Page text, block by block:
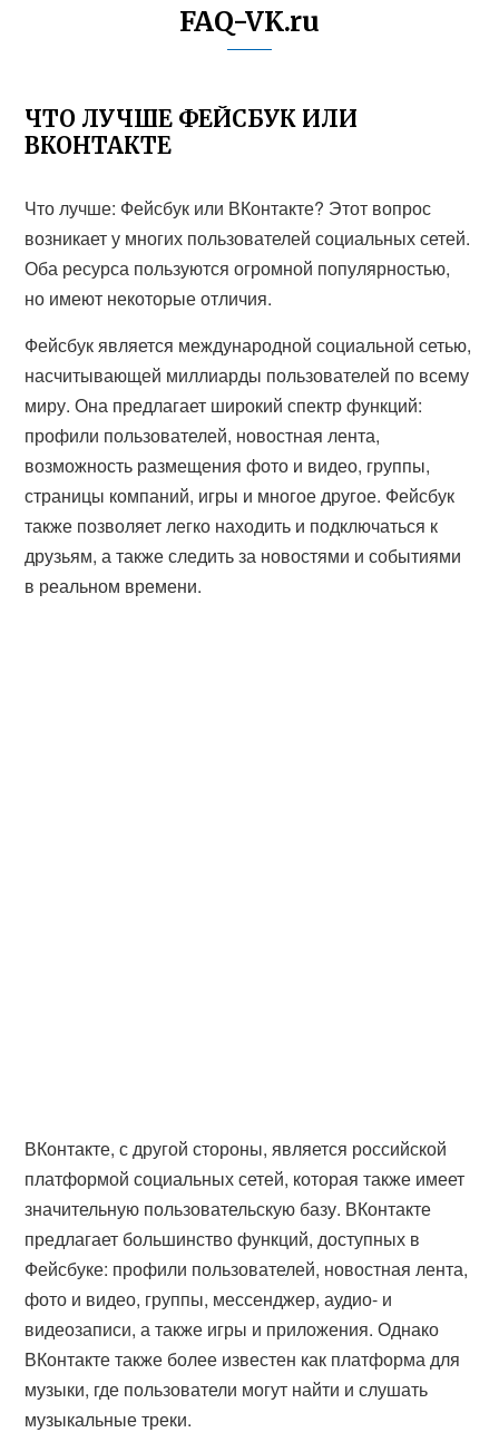
FAQ-VK.ru
ЧТО ЛУЧШЕ ФЕЙСБУК ИЛИ
ВКОНТАКТЕ
Что лучше: Фейсбук или ВКонтакте? Этот вопрос
возникает у многих пользователей социальных сетей.
Оба ресурса пользуются огромной популярностью,
но имеют некоторые отличия.
Фейсбук является международной социальной сетью,
насчитывающей миллиарды пользователей по всему
миру. Она предлагает широкий спектр функций:
профили пользователей, новостная лента,
возможность размещения фото и видео, группы,
страницы компаний, игры и многое другое. Фейсбук
также позволяет легко находить и подключаться к
друзьям, а также следить за новостями и событиями
в реальном времени.
ВКонтакте, с другой стороны, является российской
платформой социальных сетей, которая также имеет
значительную пользовательскую базу. ВКонтакте
предлагает большинство функций, доступных в
Фейсбуке: профили пользователей, новостная лента,
фото и видео, группы, мессенджер, аудио- и
видеозаписи, а также игры и приложения. Однако
ВКонтакте также более известен как платформа для
музыки, где пользователи могут найти и слушать
музыкальные треки.